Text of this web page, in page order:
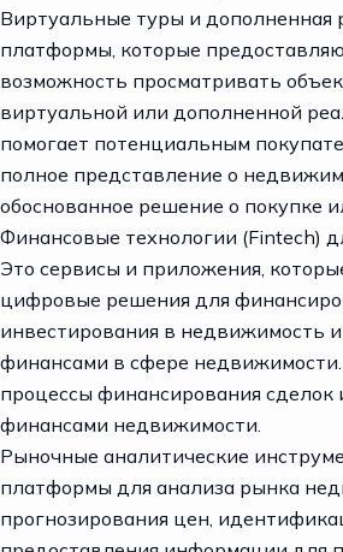
Виртуальные туры и дополненная
платформы, которые
возможность просматривать
виртуальной или дополненной
помогает потенциальным
полное представление о
обоснованное решение о покупке
Финансовые технологии (Fintech)
Это сервисы и приложения,
цифровые решения для
инвестирования в недвижимость
финансами в сфере
процессы финансирования сделок
финансами недвижимости.
Рыночные аналитические
платформы для анализа рынка
прогнозирования цен,